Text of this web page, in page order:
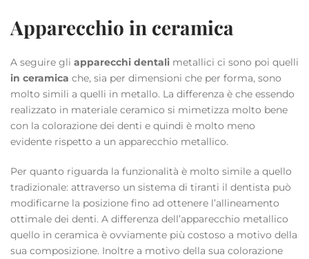
Apparecchio in ceramica
A seguire gli apparecchi dentali metallici ci sono poi quelli
in ceramica che, sia per dimensioni che per forma, sono
molto simili a quelli in metallo. La differenza è che essendo
realizzato in materiale ceramico si mimetizza molto bene
con la colorazione dei denti e quindi è molto meno
evidente rispetto a un apparecchio metallico.
Per quanto riguarda la funzionalità è molto simile a quello
tradizionale: attraverso un sistema di tiranti il dentista può
modificarne la posizione fino ad ottenere l’allineamento
ottimale dei denti. A differenza dell’apparecchio metallico
quello in ceramica è ovviamente più costoso a motivo della
sua composizione. Inoltre a motivo della sua colorazione